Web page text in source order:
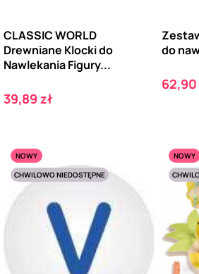
CLASSIC WORLD
Drewniane Klocki do
Nawlekania Figury...
Cena
39,89 zł
do
Cena
62,90
NOWY
CHWILOWO NIEDOSTĘPNE
NOWY